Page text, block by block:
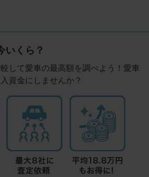
いくら？
して愛車の最高額を調べよう！愛車
資金にしませんか？